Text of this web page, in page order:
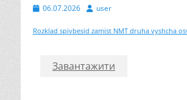
Опубліковано
06.07.2026 Автор
user
Rozklad spivbesid zamist NMT druha vyshcha
Завантажити